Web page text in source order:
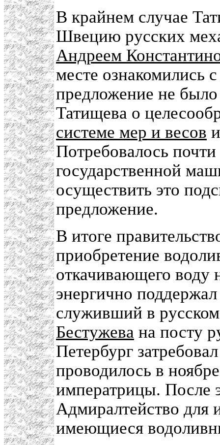
В крайнем случае
Швецию русских
Андреем
месте ознакомились
предложение не
Татищева о
системе мер и весов
Потребовалось
государственной
осуществить это
предложение.
В итоге
приобретение
откачивающего воду
энергично
служивший в
Бестужева на посту
Петербург
проводилось в
императрицы. После
Адмиралтейство для
имеющиеся